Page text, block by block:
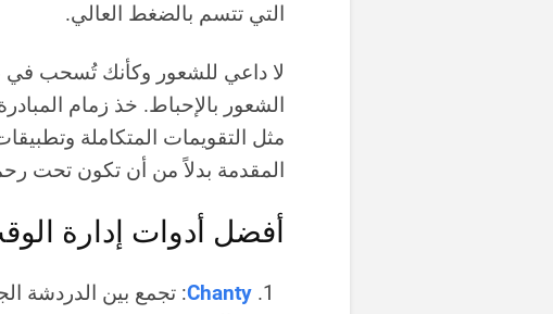
التي تتسم بالضغط العالي.
لا داعي للشعور وكأنك تُسحب في
الشعور بالإحباط. خذ زمام
مثل التقويمات المتكاملة
المقدمة بدلاً من أن تكون تحت
أفضل أدوات إدارة
Chanty: تجمع بين الدردشة